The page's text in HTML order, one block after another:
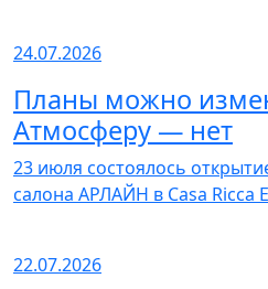
24.07.2026
Планы можно
Атмосферу — нет
23 июля состоялось
салона АРЛАЙН в Casa Ricca
22.07.2026